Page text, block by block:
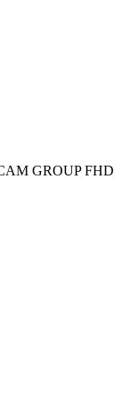
GROUP FHD